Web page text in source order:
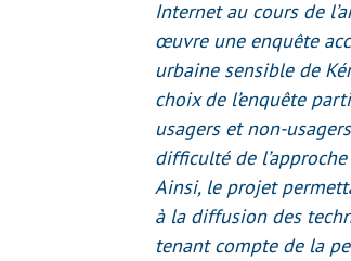
Internet au cours de
œuvre une enquête
urbaine sensible de
choix de l’enquête
usagers et non-
difficulté de
Ainsi, le projet
à la diffusion des
tenant compte de la